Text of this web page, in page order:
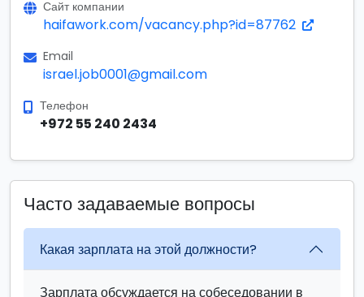
Сайт компании
haifawork.com/vacancy.php?id=87762
Email
israel.job0001@gmail.com
Телефон
+972 55 240 2434
Часто задаваемые вопросы
Какая зарплата на этой должности?
Зарплата обсуждается на собеседовании в